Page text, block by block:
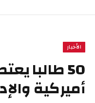
الأخبار
50 طالبا
أميركية